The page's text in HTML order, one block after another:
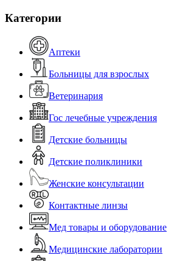
Категории
Аптеки
Больницы для взрослых
Ветеринария
Гос лечебные учреждения
Детские больницы
Детские поликлиники
Женские консультации
Контактные линзы
Мед товары и оборудование
Медицинские лаборатории